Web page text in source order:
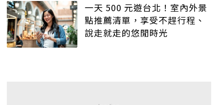
一天 500 元遊台北！室內外景
點推薦清單，享受不趕行程、
說走就走的悠閒時光